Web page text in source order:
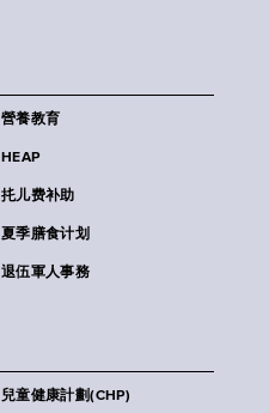
營養教育
HEAP
扥儿费补助
夏季膳食计划
退伍軍人事務
兒童健康計劃(CHP)